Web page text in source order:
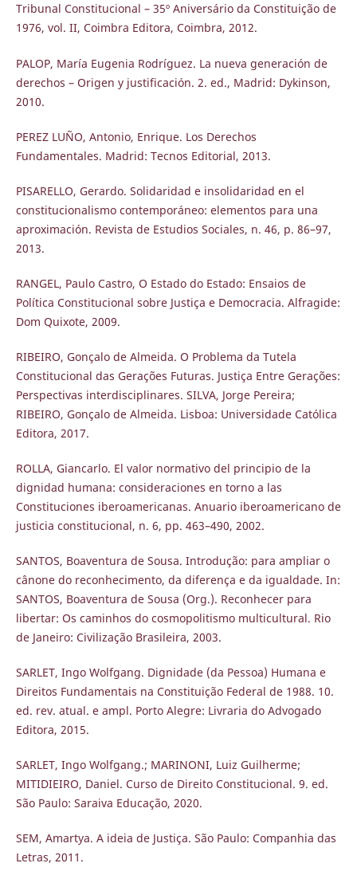
Tribunal Constitucional – 35º Aniversário da Constituição de
1976, vol. II, Coimbra Editora, Coimbra, 2012.
PALOP, María Eugenia Rodríguez. La nueva generación de
derechos – Origen y justificación. 2. ed., Madrid: Dykinson,
2010.
PEREZ LUÑO, Antonio, Enrique. Los Derechos
Fundamentales. Madrid: Tecnos Editorial, 2013.
PISARELLO, Gerardo. Solidaridad e insolidaridad en el
constitucionalismo contemporáneo: elementos para una
aproximación. Revista de Estudios Sociales, n. 46, p. 86–97,
2013.
RANGEL, Paulo Castro, O Estado do Estado: Ensaios de
Política Constitucional sobre Justiça e Democracia. Alfragide:
Dom Quixote, 2009.
RIBEIRO, Gonçalo de Almeida. O Problema da Tutela
Constitucional das Gerações Futuras. Justiça Entre Gerações:
Perspectivas interdisciplinares. SILVA, Jorge Pereira;
RIBEIRO, Gonçalo de Almeida. Lisboa: Universidade Católica
Editora, 2017.
ROLLA, Giancarlo. El valor normativo del principio de la
dignidad humana: consideraciones en torno a las
Constituciones iberoamericanas. Anuario iberoamericano de
justicia constitucional, n. 6, pp. 463–490, 2002.
SANTOS, Boaventura de Sousa. Introdução: para ampliar o
cânone do reconhecimento, da diferença e da igualdade. In:
SANTOS, Boaventura de Sousa (Org.). Reconhecer para
libertar: Os caminhos do cosmopolitismo multicultural. Rio
de Janeiro: Civilização Brasileira, 2003.
SARLET, Ingo Wolfgang. Dignidade (da Pessoa) Humana e
Direitos Fundamentais na Constituição Federal de 1988. 10.
ed. rev. atual. e ampl. Porto Alegre: Livraria do Advogado
Editora, 2015.
SARLET, Ingo Wolfgang.; MARINONI, Luiz Guilherme;
MITIDIEIRO, Daniel. Curso de Direito Constitucional. 9. ed.
São Paulo: Saraiva Educação, 2020.
SEM, Amartya. A ideia de Justiça. São Paulo: Companhia das
Letras, 2011.